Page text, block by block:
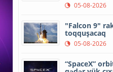
05-08-2026
"Falcon 9"
toqquşacaq
05-08-2026
“SpaceX”